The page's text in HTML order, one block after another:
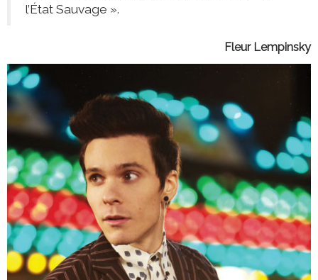
l’État Sauvage ».
Fleur Lempinsky